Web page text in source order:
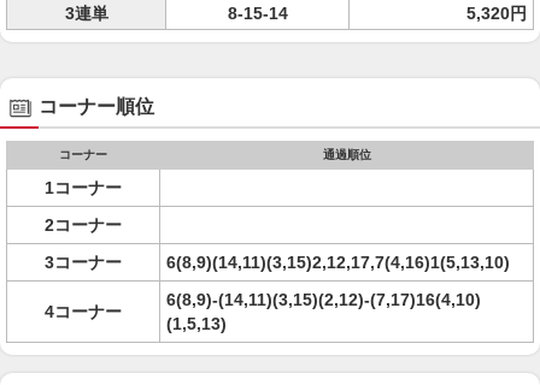
3連単
8-15-14 5,320円
コーナー順位
コーナー 通過順位
1コーナー
2コーナー
3コーナー
6(8,9)(14,11)(3,15)2,12,17,7(4,16)1(5,13,10)
4コーナー
6(8,9)-(14,11)(3,15)(2,12)-(7,17)16(4,10)
(1,5,13)